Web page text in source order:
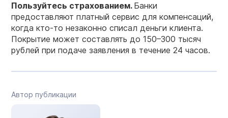
Пользуйтесь страхованием. Банки
предоставляют платный сервис для компенсаций,
когда кто-то незаконно списал деньги клиента.
Покрытие может составлять до 150–300 тысяч
рублей при подаче заявления в течение 24 часов.
Автор публикации